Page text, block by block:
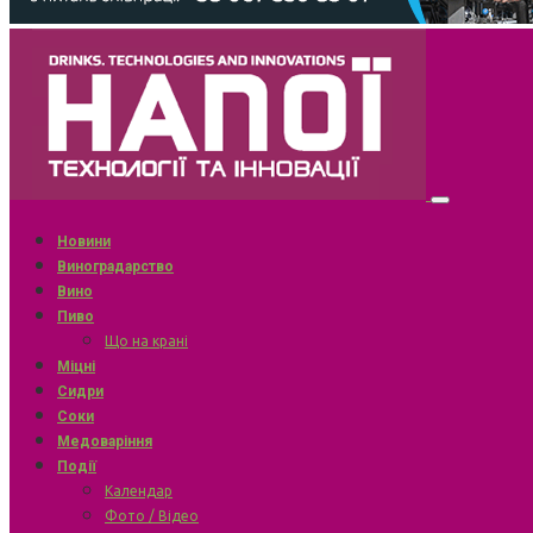
Новини
Виноградарство
Вино
Пиво
Що на крані
Міцні
Сидри
Соки
Медоваріння
Події
Календар
Фото / Відео